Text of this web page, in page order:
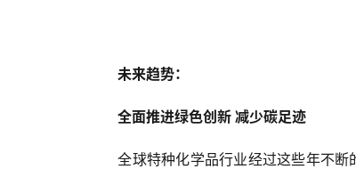
未来趋势：
全面推进绿色创新 减少碳足迹
全球特种化学品行业经过这些年不